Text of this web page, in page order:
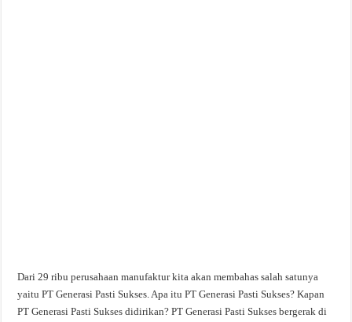
Dari 29 ribu perusahaan manufaktur kita akan membahas salah satunya
yaitu PT Generasi Pasti Sukses. Apa itu PT Generasi Pasti Sukses? Kapan
PT Generasi Pasti Sukses didirikan? PT Generasi Pasti Sukses bergerak di